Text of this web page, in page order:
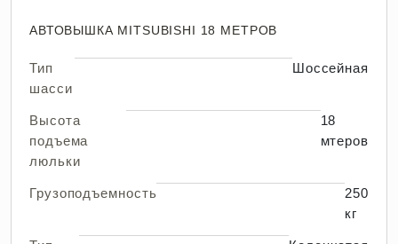
АВТОВЫШКА MITSUBISHI 18 МЕТРОВ
Тип
шасси
Шоссейная
Высота
подъема
люльки
18
мтеров
Грузоподъемность
250
кг